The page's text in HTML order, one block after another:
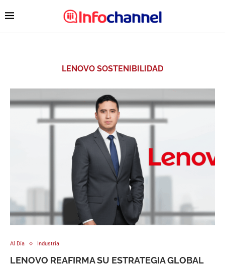
LENOVO SOSTENIBILIDAD
Al Día Industria
LENOVO REAFIRMA SU ESTRATEGIA GLOBAL